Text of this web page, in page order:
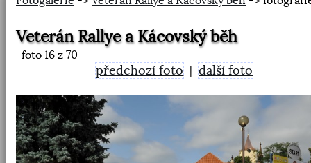
Veterán Rallye a Kácovský běh
foto 16 z 70
předchozí foto |další foto